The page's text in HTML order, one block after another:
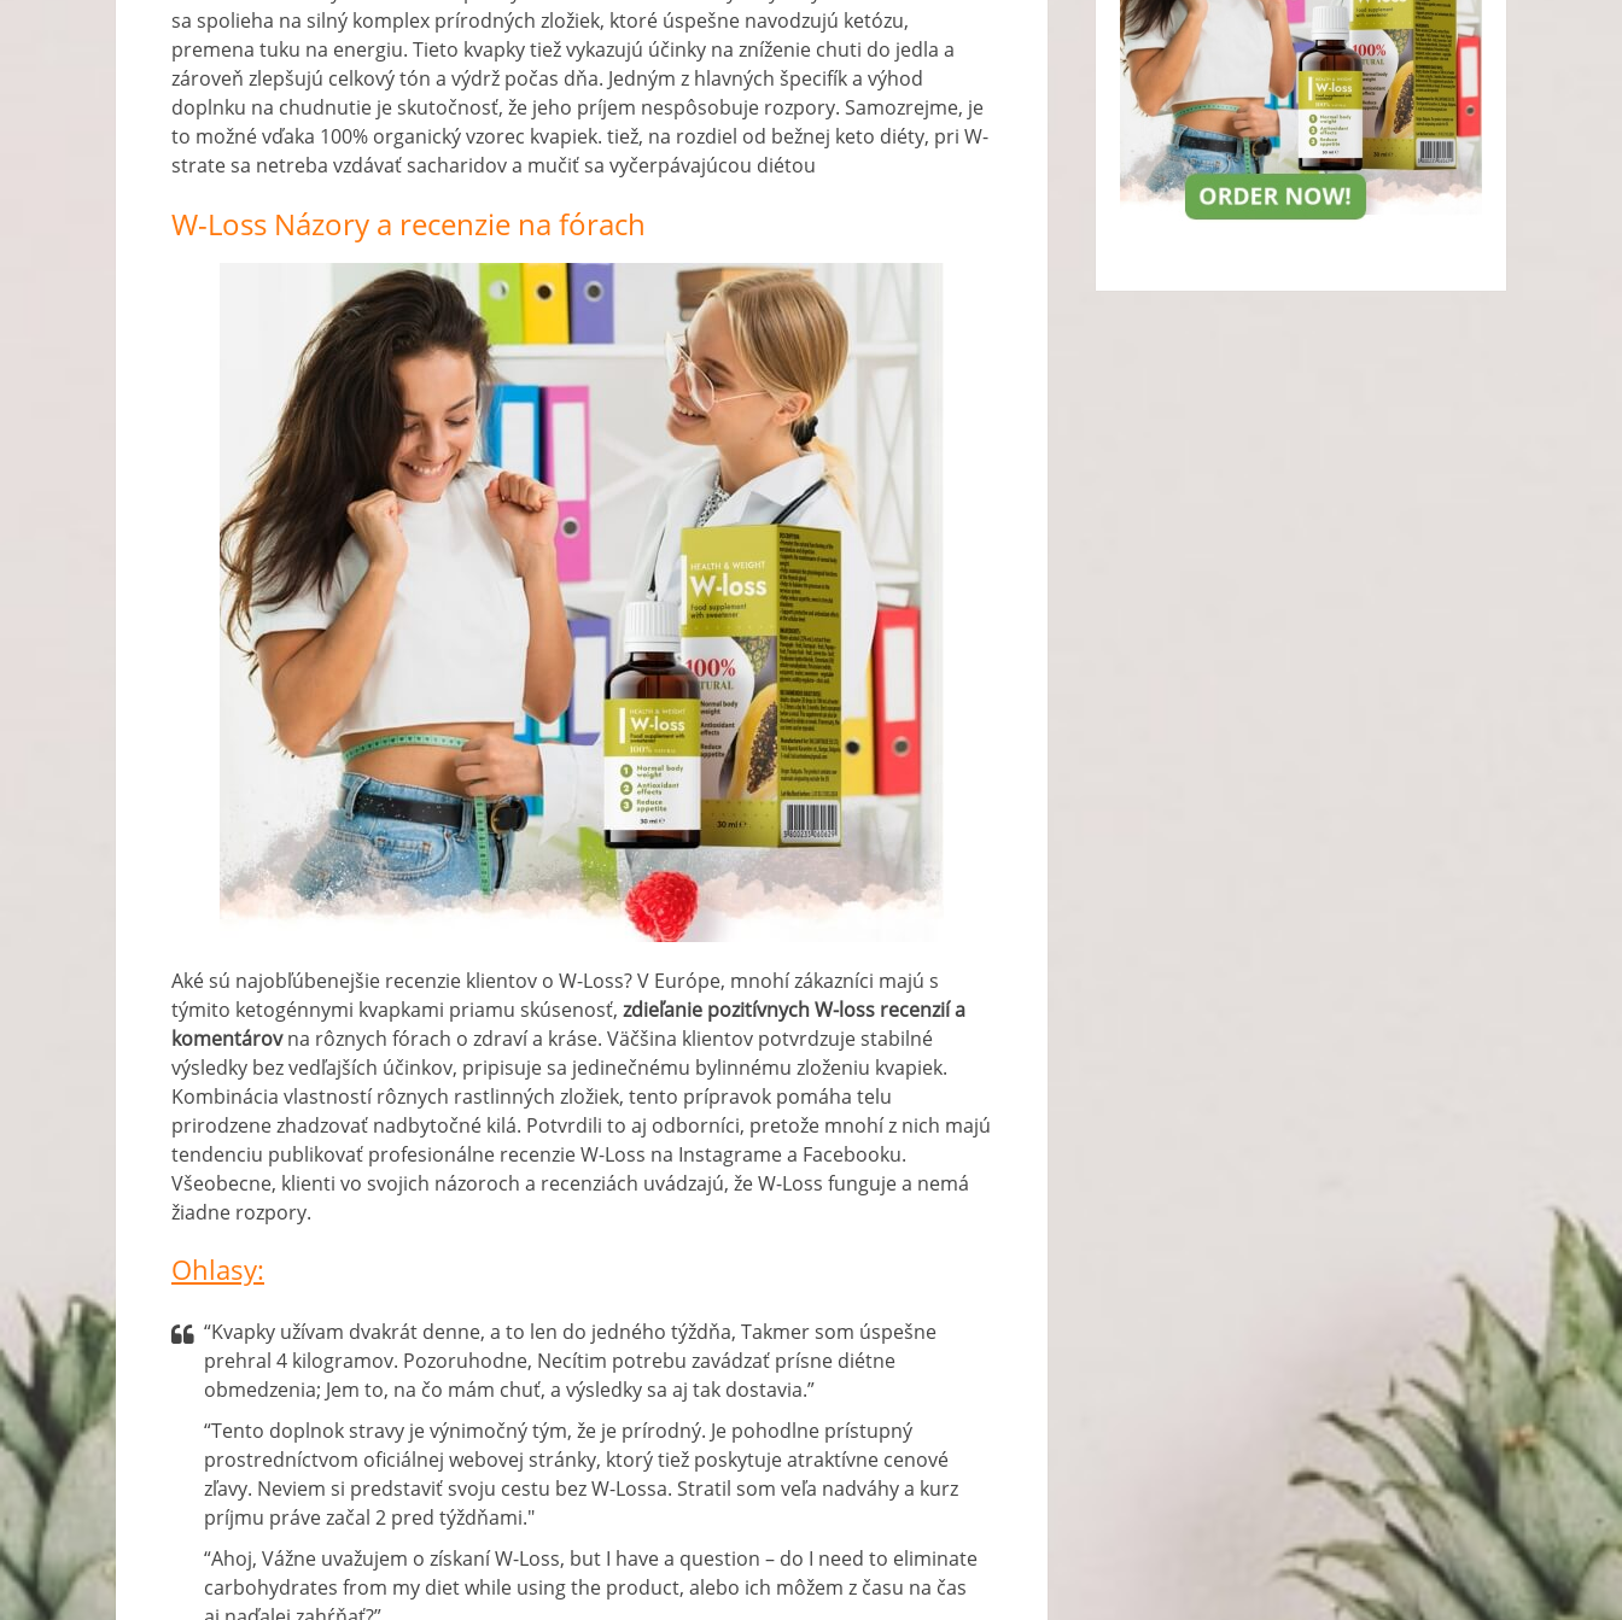
sa spolieha na silný komplex prírodných zložiek, ktoré úspešne navodzujú ketózu,
premena tuku na energiu. Tieto kvapky tiež vykazujú účinky na zníženie chuti do jedla a
zároveň zlepšujú celkový tón a výdrž počas dňa. Jedným z hlavných špecifík a výhod
doplnku na chudnutie je skutočnosť, že jeho príjem nespôsobuje rozpory. Samozrejme, je
to možné vďaka 100% organický vzorec kvapiek. tiež, na rozdiel od bežnej keto diéty, pri W-
strate sa netreba vzdávať sacharidov a mučiť sa vyčerpávajúcou diétou
W-Loss Názory a recenzie na fórach
Aké sú najobľúbenejšie recenzie klientov o W-Loss? V Európe, mnohí zákazníci majú s
týmito ketogénnymi kvapkami priamu skúsenosť, zdieľanie pozitívnych W-loss recenzií a
komentárovna rôznych fórach o zdraví a kráse. Väčšina klientov potvrdzuje stabilné
výsledky bez vedľajších účinkov, pripisuje sa jedinečnému bylinnému zloženiu kvapiek.
Kombinácia vlastností rôznych rastlinných zložiek, tento prípravok pomáha telu
prirodzene zhadzovať nadbytočné kilá. Potvrdili to aj odborníci, pretože mnohí z nich majú
tendenciu publikovať profesionálne recenzie W-Loss na Instagrame a Facebooku.
Všeobecne, klienti vo svojich názoroch a recenziách uvádzajú, že W-Loss funguje a nemá
žiadne rozpory.
Ohlasy:
“Kvapky užívam dvakrát denne, a to len do jedného týždňa, Takmer som úspešne
prehral 4 kilogramov. Pozoruhodne, Necítim potrebu zavádzať prísne diétne
obmedzenia; Jem to, na čo mám chuť, a výsledky sa aj tak dostavia.”
“Tento doplnok stravy je výnimočný tým, že je prírodný. Je pohodlne prístupný
prostredníctvom oficiálnej webovej stránky, ktorý tiež poskytuje atraktívne cenové
zľavy. Neviem si predstaviť svoju cestu bez W-Lossa. Stratil som veľa nadváhy a kurz
príjmu práve začal 2 pred týždňami."
“Ahoj, Vážne uvažujem o získaní W-Loss, but I have a question – do I need to eliminate
carbohydrates from my diet while using the product, alebo ich môžem z času na čas